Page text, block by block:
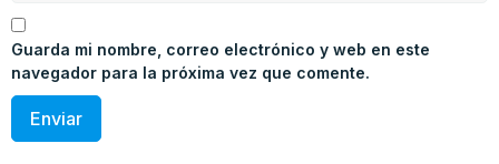
Guarda mi nombre, correo electrónico y web en este
navegador para la próxima vez que comente.